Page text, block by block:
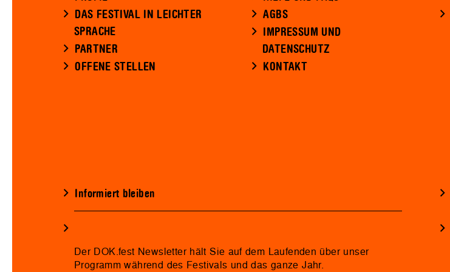
DAS FESTIVAL IN LEICHTER
SPRACHE
PARTNER
OFFENE STELLEN
AGBS
IMPRESSUM UND
DATENSCHUTZ
KONTAKT
Informiert bleiben
Der DOK.fest Newsletter hält Sie auf dem Laufenden über unser
Programm während des Festivals und das ganze Jahr.